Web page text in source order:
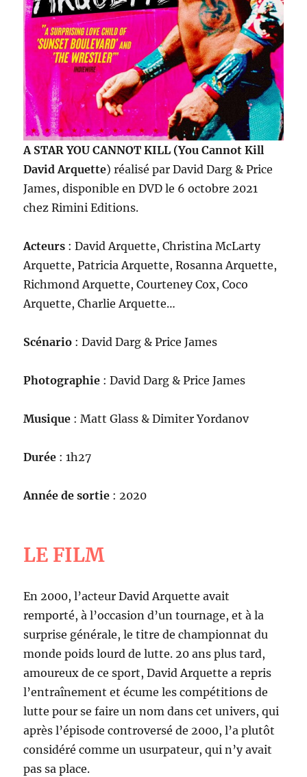
A STAR YOU CANNOT KILL (You Cannot Kill
David Arquette) réalisé par David Darg & Price
James, disponible en DVD le 6 octobre 2021
chez Rimini Editions.
Acteurs : David Arquette, Christina McLarty
Arquette, Patricia Arquette, Rosanna Arquette,
Richmond Arquette, Courteney Cox, Coco
Arquette, Charlie Arquette…
Scénario : David Darg & Price James
Photographie : David Darg & Price James
Musique : Matt Glass & Dimiter Yordanov
Durée : 1h27
Année de sortie : 2020
LE FILM
En 2000, l’acteur David Arquette avait
remporté, à l’occasion d’un tournage, et à la
surprise générale, le titre de championnat du
monde poids lourd de lutte. 20 ans plus tard,
amoureux de ce sport, David Arquette a repris
l’entraînement et écume les compétitions de
lutte pour se faire un nom dans cet univers, qui
après l’épisode controversé de 2000, l’a plutôt
considéré comme un usurpateur, qui n’y avait
pas sa place.